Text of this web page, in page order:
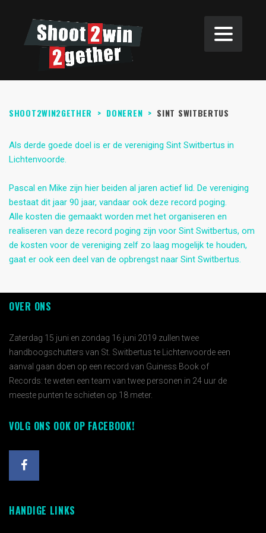
SHOOT2WIN2GETHER > DONEREN > SINT SWITBERTUS
Als derde goede doel is er de vereniging Sint Switbertus in
Lichtenvoorde.
Pascal en Mike zijn hier beiden al jaren actief lid. De vereniging
bestaat dit jaar 90 jaar, vandaar ook deze record poging.
Alle kosten die gemaakt worden met het organiseren en
realiseren van deze record poging zijn voor Sint Switbertus, om
de kosten voor de vereniging zelf zo laag mogelijk te houden,
gaat er ook een deel van de opbrengst naar Sint Switbertus.
OVER ONS
Zaterdag 15 juni en zondag 16 juni 2019 zullen twee
handboogschutters van St. Switbertus te Lichtenvoorde een
aanval gaan doen op een record van Guiness Book of
Records: te weten een team van twee personen in 24 uur de
meeste punten te schieten op 18 meter.
VOLG ONS OOK OP FACEBOOK!
HANDIGE LINKS